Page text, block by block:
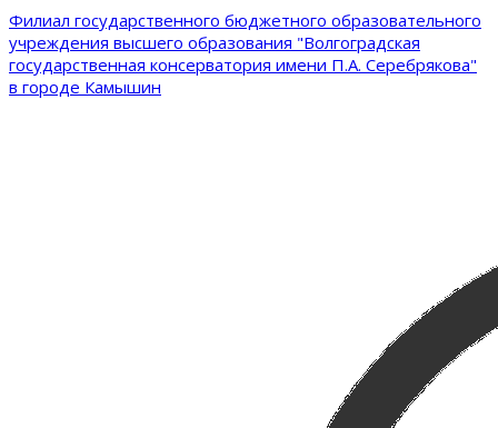
Филиал государственного бюджетного образовательного
учреждения высшего образования "Волгоградская
государственная консерватория имени П.А. Серебрякова"
в городе Камышин